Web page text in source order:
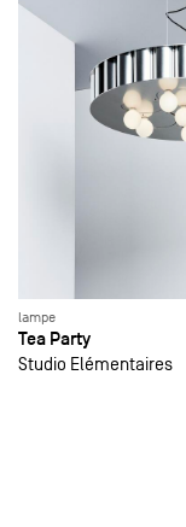
lampe
Tea Party
Studio Elémentaires